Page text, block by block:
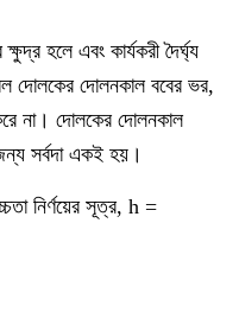
হলে এবং কার্যকরী দৈর্ঘ্য
দোলকের দোলনকাল ববের ভর,
না। দোলকের দোলনকাল
সর্বদা একই হয়।
নির্ণয়ের সূত্র, h =